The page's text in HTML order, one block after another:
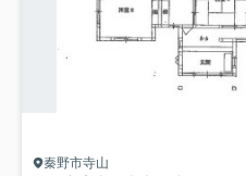
秦野市寺山